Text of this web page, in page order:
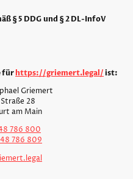
§ 5 DDG und § 2 DL-InfoV
für https://griemert.legal/ist:
Griemert
28
am Main
786 800
786 809